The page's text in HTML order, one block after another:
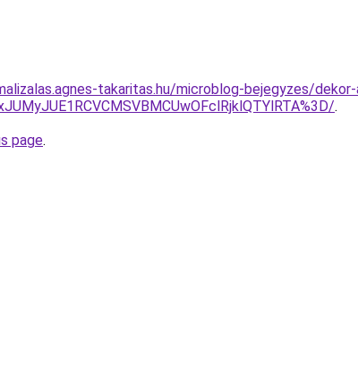
takaritas.hu/microblog-bejegyzes/
.
page.